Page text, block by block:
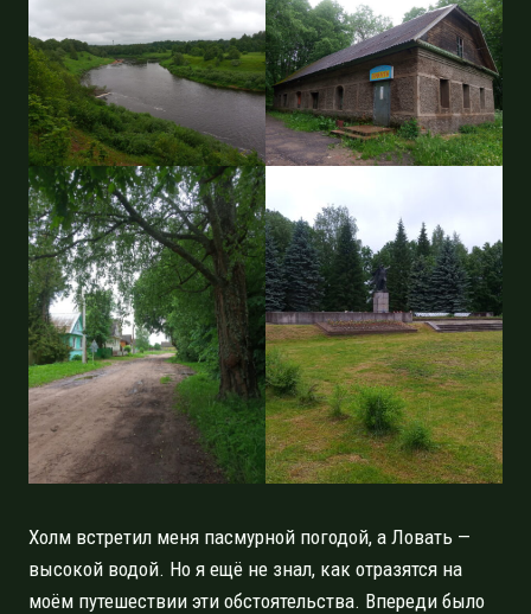
Холм встретил меня пасмурной погодой, а Ловать —
высокой водой. Но я ещё не знал, как отразятся на
моём путешествии эти обстоятельства. Впереди было